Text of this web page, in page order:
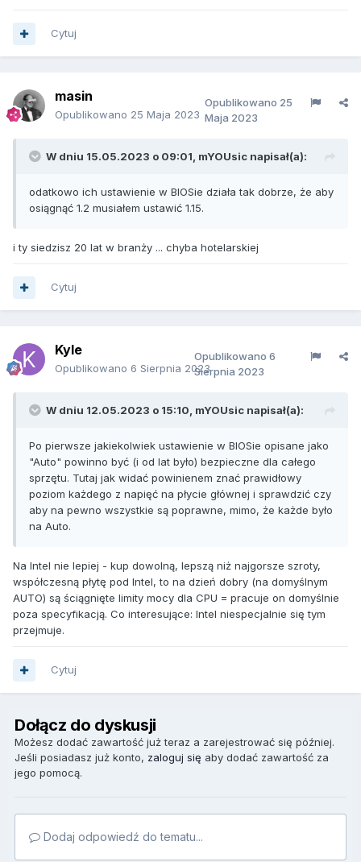
Cytuj
masin
Opublikowano 25 Maja 2023
Opublikowano 25
Maja 2023
W dniu 15.05.2023 o 09:01, mYOUsic napisał(a):
odatkowo ich ustawienie w BIOSie działa tak dobrze, że aby
osiągnąć 1.2 musiałem ustawić 1.15.
i ty siedzisz 20 lat w branży ... chyba hotelarskiej
Cytuj
Kyle
Opublikowano 6 Sierpnia 2023
Opublikowano 6
Sierpnia 2023
W dniu 12.05.2023 o 15:10, mYOUsic napisał(a):
Po pierwsze jakiekolwiek ustawienie w BIOSie opisane jako
"Auto" powinno być (i od lat było) bezpieczne dla całego
sprzętu. Tutaj jak widać powinienem znać prawidłowy
poziom każdego z napięć na płycie głównej i sprawdzić czy
aby na pewno wszystkie są poprawne, mimo, że każde było
na Auto.
Na Intel nie lepiej - kup dowolną, lepszą niż najgorsze szroty,
współczesną płytę pod Intel, to na dzień dobry (na domyślnym
AUTO) są ściągnięte limity mocy dla CPU = pracuje on domyślnie
poza specyfikacją. Co interesujące: Intel niespecjalnie się tym
przejmuje.
Cytuj
Dołącz do dyskusji
Możesz dodać zawartość już teraz a zarejestrować się później.
Jeśli posiadasz już konto, zaloguj się aby dodać zawartość za
jego pomocą.
Dodaj odpowiedź do tematu...